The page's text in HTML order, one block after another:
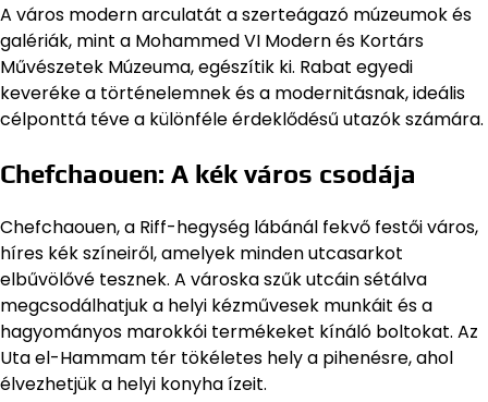
A város modern arculatát a szerteágazó múzeumok és
galériák, mint a Mohammed VI Modern és Kortárs
Művészetek Múzeuma, egészítik ki. Rabat egyedi
keveréke a történelemnek és a modernitásnak, ideális
célponttá téve a különféle érdeklődésű utazók számára.
Chefchaouen: A kék város csodája
Chefchaouen, a Riff-hegység lábánál fekvő festői város,
híres kék színeiről, amelyek minden utcasarkot
elbűvölővé tesznek. A városka szűk utcáin sétálva
megcsodálhatjuk a helyi kézművesek munkáit és a
hagyományos marokkói termékeket kínáló boltokat. Az
Uta el-Hammam tér tökéletes hely a pihenésre, ahol
élvezhetjük a helyi konyha ízeit.